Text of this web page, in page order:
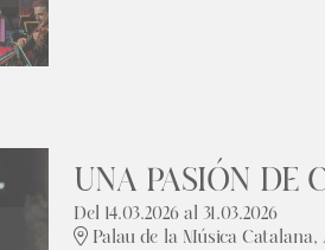
UNA PASIÓN DE
Del 14.03.2026al 31.03.2026
Palau de la Música